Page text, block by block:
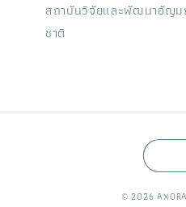
สถาบันวิจัยและพัฒนาอัญม
ชาติ
© 2026